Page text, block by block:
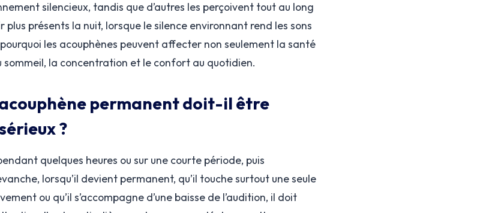
silencieux, tandis que d’autres les perçoivent tout au long
présents la nuit, lorsque le silence environnant rend les sons
les acouphènes peuvent affecter non seulement la santé
sommeil, la concentration et le confort au quotidien.
acouphène permanent doit-il être
?
quelques heures ou sur une courte période, puis
lorsqu’il devient permanent, qu’il touche surtout une seule
ou qu’il s’accompagne d’une baisse de l’audition, il doit